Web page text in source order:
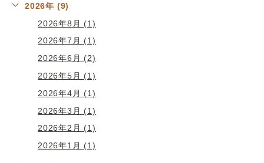
2026年 (9)
2026年8月 (1)
2026年7月 (1)
2026年6月 (2)
2026年5月 (1)
2026年4月 (1)
2026年3月 (1)
2026年2月 (1)
2026年1月 (1)